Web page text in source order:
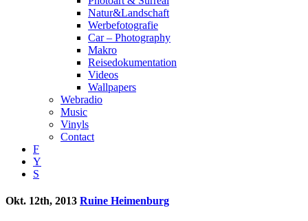
Natur&Landschaft
Werbefotografie
Car – Photography
Makro
Reisedokumentation
Videos
Wallpapers
Webradio
Music
Vinyls
Contact
F
Y
S
Okt. 12th, 2013 Ruine Heimenburg